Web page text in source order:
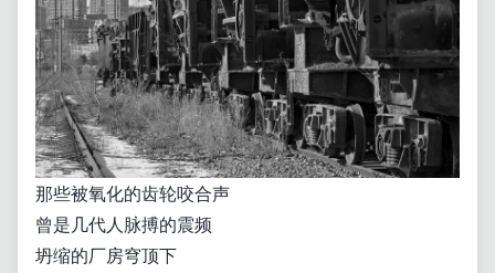
那些被氧化的齿轮咬合声
曾是几代人脉搏的震频
坍缩的厂房穹顶下